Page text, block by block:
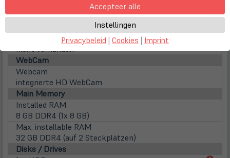
Lamp type
nicht vorhanden
WebCam
Webcam
integrierte HD WebCam
Main Memory
Installed RAM
8 GB DDR4 (1x 8 GB)
Max. installable RAM
32 GB DDR4 (auf 2 Steckplätzen)
Disks / Drives
Accepteer alle
Instellingen
Privacybeleid | Cookies | Imprint